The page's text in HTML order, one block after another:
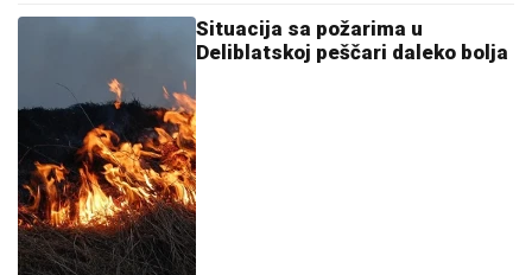
Situacija sa požarima u
Deliblatskoj peščari daleko bolja